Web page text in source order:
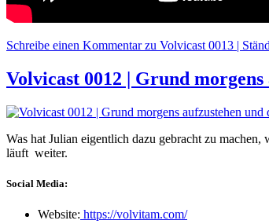
Schreibe einen Kommentarzu Volvicast 0013 |
Volvicast 0012 | Grund
Was hat Julian eigentlich dazu gebracht zu
läuft weiter.
Social Media:
Website: https://volvitam.com/